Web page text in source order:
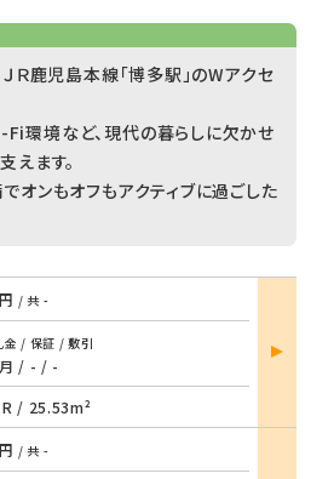
Ｒ鹿児島本線「博多駅」のWアクセ
環境など、現代の暮らしに欠かせ
えます。
オンもオフもアクティブに過ごした
/ 共 -
金 / 保証 / 敷引
/ - / -
/ 25.53m²
部屋
詳細
/ 共 -